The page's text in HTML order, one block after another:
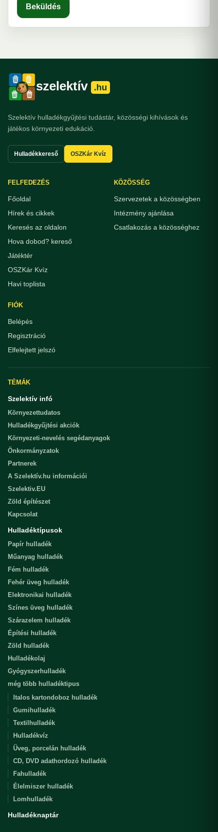
Beküldés
szelektív .hu
Szelektív hulladékgyűjtési tudástár, közösségi kihívások és
játékos környezeti edukáció.
Hulladékkereső OSZKár Kvíz
FELFEDEZÉS
Főoldal
Hírek és cikkek
Keresés az oldalon
Hova dobod? kereső
Játéktér
OSZKár Kvíz
Havi toplista
KÖZÖSSÉG
Szervezetek a közösségben
Intézmény ajánlása
Csatlakozás a közösséghez
FIÓK
Belépés
Regisztráció
Elfelejtett jelszó
TÉMÁK
Szelektív infó
Környezettudatos
Hulladékgyűjtési akciók
Környezeti-nevelés segédanyagok
Önkormányzatok
Partnerek
A Szelektív.hu információi
Szelektiv.EU
Zöld építészet
Kapcsolat
Hulladéktípusok
Papír hulladék
Műanyag hulladék
Fém hulladék
Fehér üveg hulladék
Elektronikai hulladék
Színes üveg hulladék
Szárazelem hulladék
Építési hulladék
Zöld hulladék
Hulladékolaj
Gyógyszerhulladék
még több hulladéktipus
Italos kartondoboz hulladék
Gumihulladék
Textilhulladék
Hulladékvíz
Üveg, porcelán hulladék
CD, DVD adathordozó hulladék
Fahulladék
Élelmiszer hulladék
Lomhulladék
Hulladéknaptár